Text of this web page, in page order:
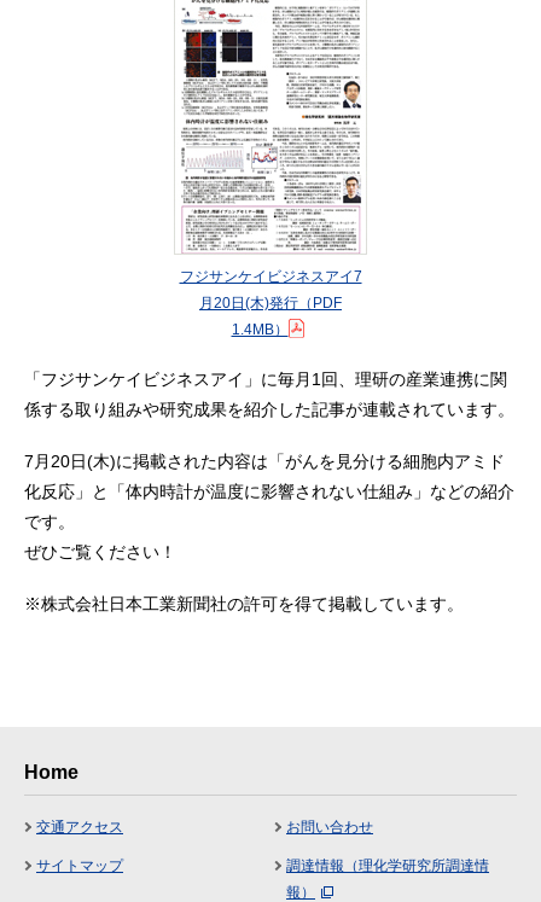
フジサンケイビジネスアイ7
月20日(木)発行 （PDF
1.4MB）
「フジサンケイビジネスアイ」に毎月1回、理研の産業連携に関
係する取り組みや研究成果を紹介した記事が連載されています。
7月20日(木)に掲載された内容は「がんを見分ける細胞内アミド
化反応」と「体内時計が温度に影響されない仕組み」などの紹介
です。
ぜひご覧ください！
※株式会社日本工業新聞社の許可を得て掲載しています。
Home
交通アクセス お問い合わせ
サイトマップ
調達情報（理化学研究所調達情
報）